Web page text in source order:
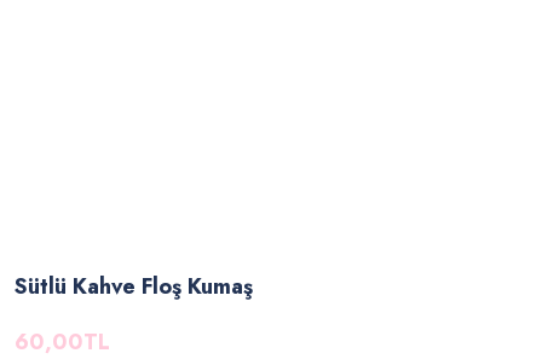
Sütlü Kahve Floş Kumaş
60,00TL